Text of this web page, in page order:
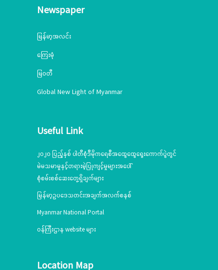
Newspaper
မြန်မာ့အလင်း
ကြေးမုံ
မြဝတီ
Global New Light of Myanmar
Useful Link
၂၀၂၀ ပြည့်နှစ် ပါတီစုံဒီမိုကရေစီအထွေထွေရွေးကောက်ပွဲတွင်
မဲမသမာမှုနှင့်တရားမဲ့ပြုကျင့်မှုများအပေါ်
စုံစမ်းစစ်ဆေးတွေ့ရှိချက်များ
မြန်မာ့ဥပဒေသတင်းအချက်အလက်စနစ်
Myanmar National Portal
ဝန်ကြီးဌာန website များ
Location Map